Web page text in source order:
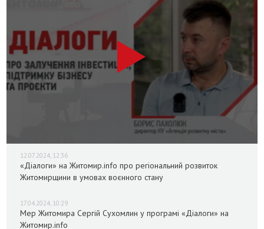
12.07.2024, 12:36
«Діалоги» на Житомир.info про регіональний розвиток
Житомирщини в умовах воєнного стану
17.04.2024, 10:29
Мер Житомира Сергій Сухомлин у програмі «Діалоги» на
Житомир.info